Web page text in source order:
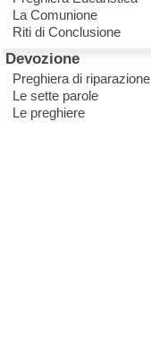
La Comunione
Riti di Conclusione
Devozione
Preghiera di riparazione
Le sette parole
Le preghiere